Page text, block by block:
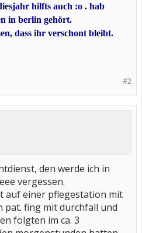
hilfts auch :o . hab
in berlin gehört.
dass ihr verschont bleibt.
#2
den werde ich in
vergessen.
auf einer pflegestation mit
pat. fing mit durchfall und
folgten im ca. 3